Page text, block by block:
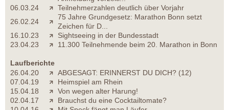
06.03.24
Teilnehmerzahlen deutlich über Vorjahr
26.02.24
75 Jahre Grundgesetz: Marathon Bonn setzt
Zeichen für D...
16.10.23
Sightseeing in der Bundesstadt
23.04.23
11.300 Teilnehmende beim 20. Marathon in Bonn
Laufberichte
26.04.20
ABGESAGT: ERINNERST DU DICH? (12)
07.04.19
Heimspiel am Rhein
15.04.18
Von wegen alter Harung!
02.04.17
Brauchst du eine Cocktailtomate?